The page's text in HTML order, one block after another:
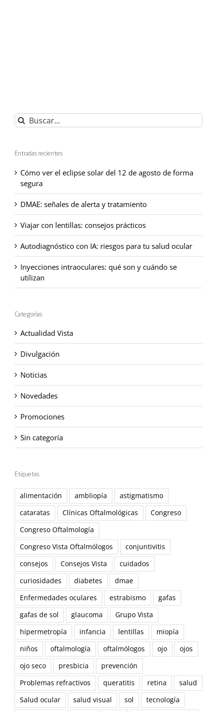
Buscar:
Entradas recientes
Cómo ver el eclipse solar del 12 de agosto de forma
segura
DMAE: señales de alerta y tratamiento
Viajar con lentillas: consejos prácticos
Autodiagnóstico con IA: riesgos para tu salud ocular
Inyecciones intraoculares: qué son y cuándo se
utilizan
Categorías
Actualidad Vista
Divulgación
Noticias
Novedades
Promociones
Sin categoría
Etiquetas
alimentación ambliopía
astigmatismo
cataratas
Clínicas Oftalmológicas
Congreso
Congreso Oftalmología
Congreso Vista Oftalmólogos
conjuntivitis
consejos
Consejos Vista
cuidados
curiosidades
diabetes
dmae
Enfermedades oculares
estrabismo
gafas
gafas de sol
glaucoma
Grupo Vista
hipermetropía
infancia lentillas
miopía
niños
oftalmología oftalmólogos ojo
ojos
ojo seco
presbicia
prevención
Problemas refractivos
queratitis retina
salud
Salud ocular
salud visual sol
tecnología